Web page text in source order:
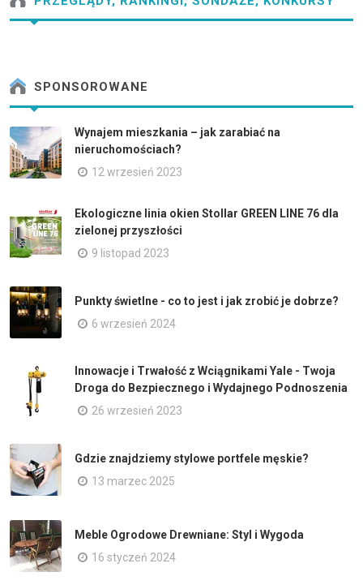
SPONSOROWANE
Wynajem mieszkania – jak zarabiać na
nieruchomościach?
12 wrzesień 2023
Ekologiczne linia okien Stollar GREEN LINE 76 dla
zielonej przyszłości
9 listopad 2023
Punkty świetlne - co to jest i jak zrobić je dobrze?
6 wrzesień 2024
Innowacje i Trwałość z Wciągnikami Yale - Twoja
Droga do Bezpiecznego i Wydajnego Podnoszenia
26 wrzesień 2023
Gdzie znajdziemy stylowe portfele męskie?
13 marzec 2025
Meble Ogrodowe Drewniane: Styl i Wygoda
16 styczeń 2024